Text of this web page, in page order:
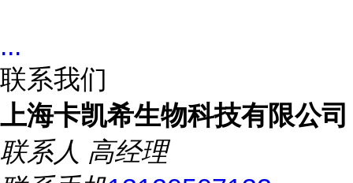
...
联系我们
上海卡凯希生物科技有限公司
联系人 高经理